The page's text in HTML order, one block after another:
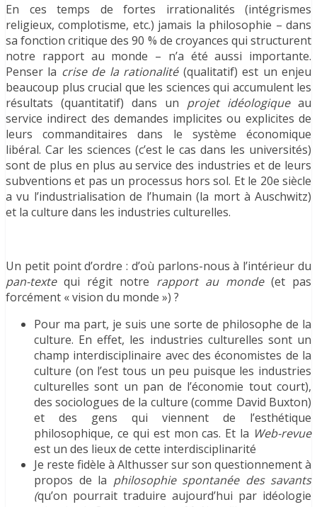
En ces temps de fortes irrationalités (intégrismes
religieux, complotisme, etc.) jamais la philosophie – dans
sa fonction critique des 90 % de croyances qui structurent
notre rapport au monde – n’a été aussi importante.
Penser la crise de la rationalité(qualitatif) est un enjeu
beaucoup plus crucial que les sciences qui accumulent les
résultats (quantitatif) dans un projet idéologiqueau
service indirect des demandes implicites ou explicites de
leurs commanditaires dans le système économique
libéral. Car les sciences (c’est le cas dans les universités)
sont de plus en plus au service des industries et de leurs
subventions et pas un processus hors sol. Et le 20e siècle
a vu l’industrialisation de l’humain (la mort à Auschwitz)
et la culture dans les industries culturelles.
Un petit point d’ordre : d’où parlons-nous à l’intérieur du
pan-textequi régit notre rapport au monde(et pas
forcément « vision du monde ») ?
Pour ma part, je suis une sorte de philosophe de la
culture. En effet, les industries culturelles sont un
champ interdisciplinaire avec des économistes de la
culture (on l’est tous un peu puisque les industries
culturelles sont un pan de l’économie tout court),
des sociologues de la culture (comme David Buxton)
et des gens qui viennent de l’esthétique
philosophique, ce qui est mon cas. Et la Web-revue
est un des lieux de cette interdisciplinarité
Je reste fidèle à Althusser sur son questionnement à
propos de la philosophie spontanée des savants
(qu’on pourrait traduire aujourd’hui par idéologie